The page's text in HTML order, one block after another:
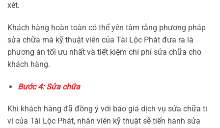
xét.
Khách hàng hoàn toàn có thể yên tâm rằng phương pháp
sửa chữa mà kỹ thuật viên của Tài Lộc Phát đưa ra là
phương án tối ưu nhất và tiết kiệm chi phí sửa chữa cho
khách hàng.
Bước 4: Sửa chữa
Khi khách hàng đã đồng ý với báo giá dịch vụ sửa chữa ti
vi của Tài Lộc Phát, nhân viên kỹ thuật sẽ tiến hành sửa